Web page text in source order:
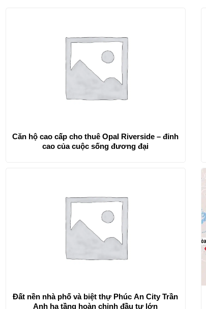
Căn hộ cao cấp cho thuê Opal Riverside – đỉnh
cao của cuộc sống đương đại
Đất nền nhà phố và biệt thự Phúc An City Trần
Anh hạ tầng hoàn chỉnh đầu tư lớn